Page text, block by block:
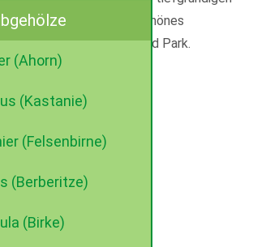
Standort. Sehr schönes
im Garten und Park.
(Ahorn)
(Kastanie)
(Felsenbirne)
(Berberitze)
(Birke)